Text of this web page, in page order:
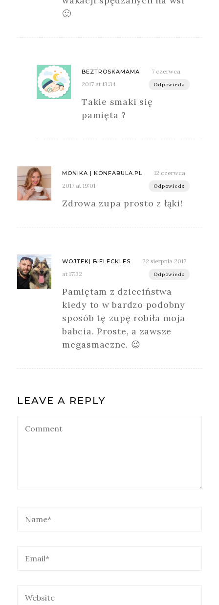
🙂
BEZTROSKAMAMA
7 czerwca
2017 at 13:34
Odpowiedz
Takie smaki się
pamięta ?
MONIKA | KONFABULA.PL
12 czerwca
2017 at 19:01
Odpowiedz
Zdrowa zupa prosto z łąki!
WOJTEK| BIELECKI.ES
22 sierpnia 2017
at 17:32
Odpowiedz
Pamiętam z dzieciństwa
kiedy to w bardzo podobny
sposób tę zupę robiła moja
babcia. Proste, a zawsze
megasmaczne. 😉
LEAVE A REPLY